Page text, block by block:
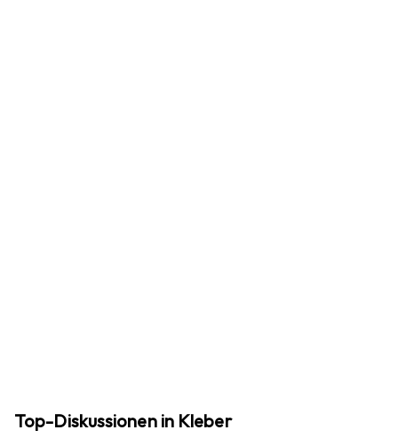
Top-Diskussionen in Kleber